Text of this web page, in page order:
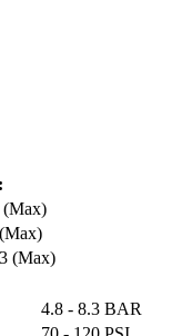
(Max)
(Max)
4.8 - 8.3 BAR